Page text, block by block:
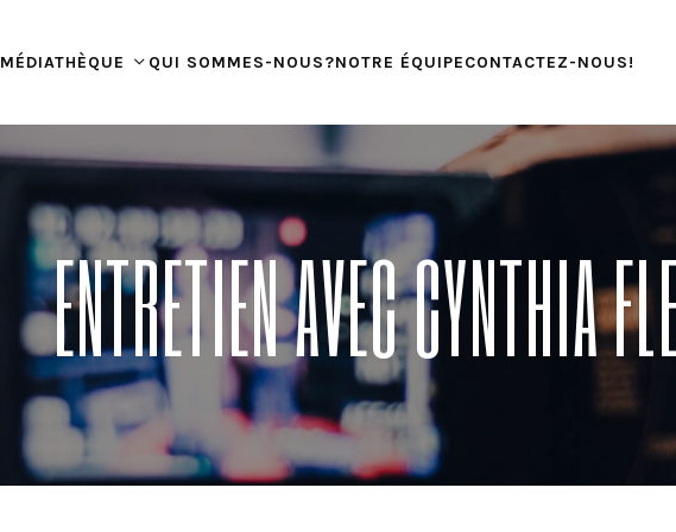
MÉDIATHÈQUE QUI SOMMES-NOUS?NOTRE ÉQUIPECONTACTEZ-NOUS!
ENTRETIEN AVEC CYNTHIA